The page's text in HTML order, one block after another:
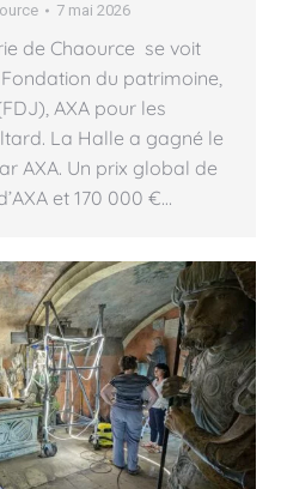
7 mai 2026
de Chaource se voit
du patrimoine,
AXA pour les
La Halle a gagné le
AXA. Un prix global de
et 170 000 €…